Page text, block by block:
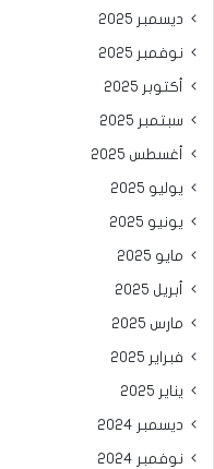
ديسمبر 2025
نوفمبر 2025
أكتوبر 2025
سبتمبر 2025
أغسطس 2025
يوليو 2025
يونيو 2025
مايو 2025
أبريل 2025
مارس 2025
فبراير 2025
يناير 2025
ديسمبر 2024
نوفمبر 2024